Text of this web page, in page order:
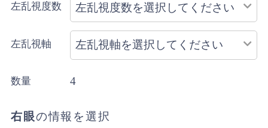
左乱視度数
左乱視軸
数量 4
右眼の情報を選択